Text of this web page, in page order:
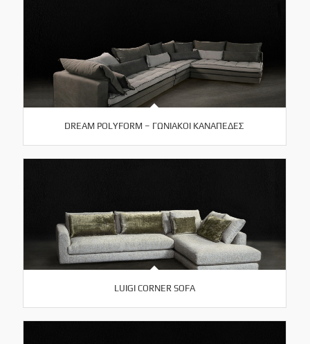
DREAM POLYFORM – ΓΩΝΙΑΚΟΙ ΚΑΝΑΠΕΔΕΣ
LUIGI CORNER SOFA